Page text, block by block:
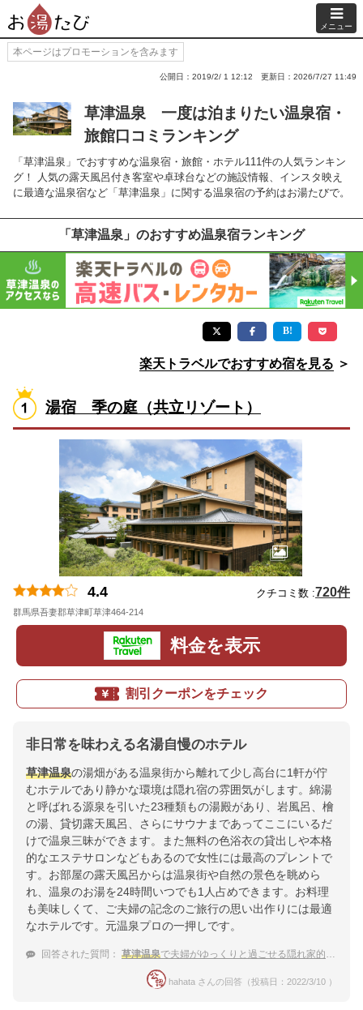
メニュー
本ページはプロモーションを含みます
公開日：2019/2/ 1 12:12 更新日：2026/7/27 11:49
草津温泉 一度は泊まりたい温泉宿・
旅館口コミランキング
「草津温泉」でおすすめな温泉宿・旅館・ホテル111件の人気ランキン
グ！ 人気の露天風呂付き客室や卓球台などの施設情報、インスタ映え
に最適な温泉宿など「草津温泉」に関する温泉宿の予約はお湯たびで。
「草津温泉」のおすすめ温泉宿ランキング
楽天トラベルでおすすめ宿を見る ＞
湯宿 季の庭（共立リゾート）
4.4 クチコミ数 :720件
群馬県吾妻郡草津町草津464-214
料金を表示
割引クーポンをチェック
非日常を味わえる名湯自慢のホテル
草津温泉の湯畑がある温泉街から離れて少し高台に1軒が佇
むホテルであり静かな環境は隠れ宿の雰囲気がします。綿湯
と呼ばれる源泉を引いた23種類もの湯殿があり、岩風呂、檜
の湯、貸切露天風呂、さらにサウナまであってここにいるだ
けで温泉三昧ができます。また無料の色浴衣の貸出しや本格
的なエステサロンなどもあるので女性には最高のプレントで
す。お部屋の露天風呂からは温泉街や自然の景色を眺めら
れ、温泉のお湯を24時間いつでも1人占めできます。お料理
も美味しくて、ご夫婦の記念のご旅行の思い出作りには最適
なホテルです。元温泉プロの一押しです。
回答された質問： 草津温泉で夫婦がゆっくりと過ごせる隠れ家的旅館
hahata さんの回答（投稿日：2022/3/10 ）